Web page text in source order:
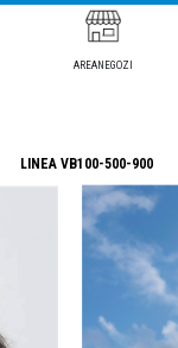
AREANEGOZI
LINEA VB100-500-900